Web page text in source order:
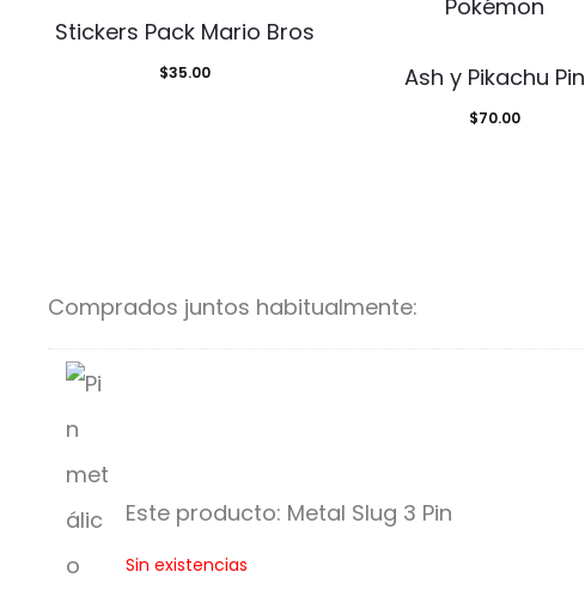
Stickers Pack Mario Bros
$35.00 Ash y Pikachu Pin
$70.00
Comprados juntos habitualmente:
M
Este producto: Metal Slug 3 Pin
Sin existencias